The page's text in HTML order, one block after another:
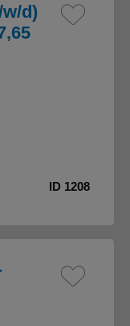
d)
ID 1208